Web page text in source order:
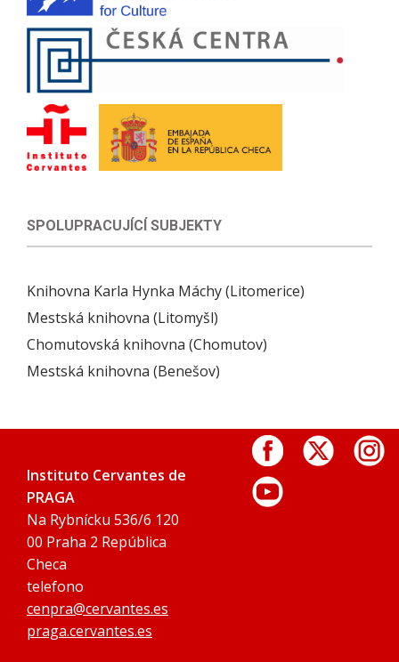
SPOLUPRACUJÍCÍ SUBJEKTY
Knihovna Karla Hynka Máchy (Litomerice)
Mestská knihovna (Litomyšl)
Chomutovská knihovna (Chomutov)
Mestská knihovna (Benešov)
Instituto Cervantes de
PRAGA
Na Rybnícku 536/6 120
00 Praha 2 República
Checa
telefono
cenpra@cervantes.es
praga.cervantes.es